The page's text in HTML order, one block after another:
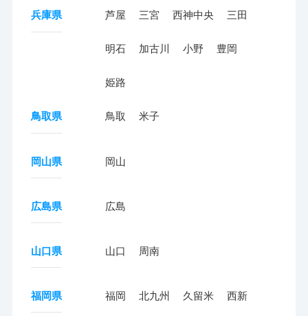
兵庫県 芦屋 三宮 西神中央 三田
明石 加古川 小野 豊岡
姫路
鳥取県 鳥取 米子
岡山県 岡山
広島県 広島
山口県 山口 周南
福岡県 福岡 北九州 久留米 西新